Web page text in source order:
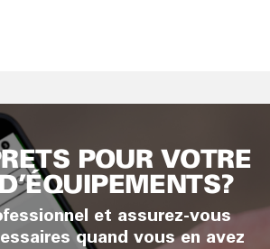
POUR VOTRE
et assurez-vous
quand vous en avez